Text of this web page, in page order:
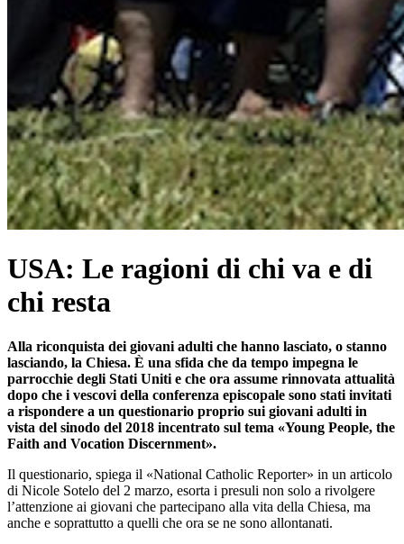
USA: Le ragioni di chi va e di
chi resta
Alla riconquista dei giovani adulti che hanno lasciato, o stanno
lasciando, la Chiesa. È una sfida che da tempo impegna le
parrocchie degli Stati Uniti e che ora assume rinnovata attualità
dopo che i vescovi della conferenza episcopale sono stati invitati
a rispondere a un questionario proprio sui giovani adulti in
vista del sinodo del 2018 incentrato sul tema «Young People, the
Faith and Vocation Discernment».
Il questionario, spiega il «National Catholic Reporter» in un articolo
di Nicole Sotelo del 2 marzo, esorta i presuli non solo a rivolgere
l’attenzione ai giovani che partecipano alla vita della Chiesa, ma
anche e soprattutto a quelli che ora se ne sono allontanati.